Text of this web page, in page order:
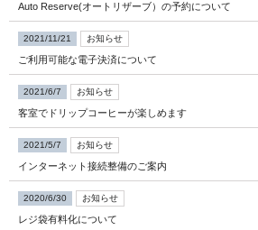
インフォメーション
館内施設
アクセス
よくあるご質問
お問合せ
お取引様用通報窓口
採用情報
サイトマップ
FOLLOW US
Auto Reserve(オートリザーブ）の予約について
2021/11/21 お知らせ
ご利用可能な電子決済について
2021/6/7 お知らせ
客室でドリップコーヒーが楽しめます
2021/5/7 お知らせ
インターネット接続整備のご案内
2020/6/30 お知らせ
レジ袋有料化について